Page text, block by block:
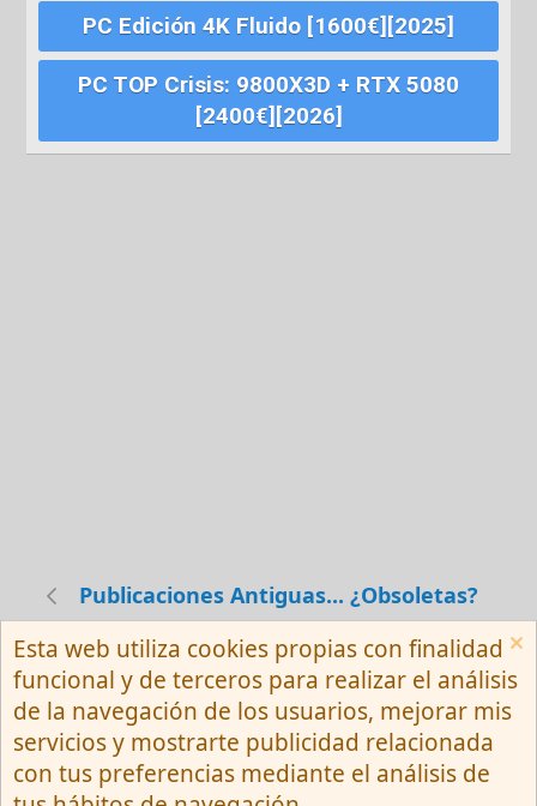
PC Edición 4K Fluido [1600€][2025]
PC TOP Crisis: 9800X3D + RTX 5080
[2400€][2026]
Publicaciones Antiguas... ¿Obsoletas?
Español (Neutro) Tu
Contactarnos
Términos y reglas
Privacy policy
Ayuda
R
S
S
Community platform by XenForo ® © 2010-
Esta web utiliza cookies propias con finalidad
funcional y de terceros para realizar el análisis
de la navegación de los usuarios, mejorar mis
servicios y mostrarte publicidad relacionada
con tus preferencias mediante el análisis de